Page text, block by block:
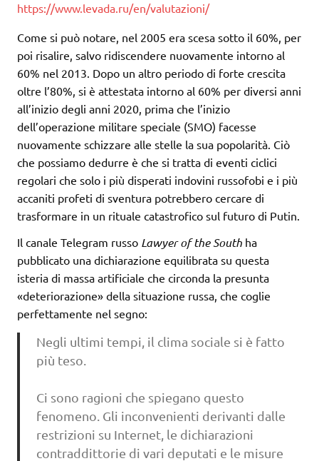
https://www.levada.ru/en/valutazioni/
Come si può notare, nel 2005 era scesa sotto il 60%, per
poi risalire, salvo ridiscendere nuovamente intorno al
60% nel 2013. Dopo un altro periodo di forte crescita
oltre l’80%, si è attestata intorno al 60% per diversi anni
all’inizio degli anni 2020, prima che l’inizio
dell’operazione militare speciale (SMO) facesse
nuovamente schizzare alle stelle la sua popolarità. Ciò
che possiamo dedurre è che si tratta di eventi ciclici
regolari che solo i più disperati indovini russofobi e i più
accaniti profeti di sventura potrebbero cercare di
trasformare in un rituale catastrofico sul futuro di Putin.
Il canale Telegram russo Lawyer of the South ha
pubblicato una dichiarazione equilibrata su questa
isteria di massa artificiale che circonda la presunta
«deteriorazione» della situazione russa, che coglie
perfettamente nel segno:
Negli ultimi tempi, il clima sociale si è fatto
più teso.
Ci sono ragioni che spiegano questo
fenomeno. Gli inconvenienti derivanti dalle
restrizioni su Internet, le dichiarazioni
contraddittorie di vari deputati e le misure